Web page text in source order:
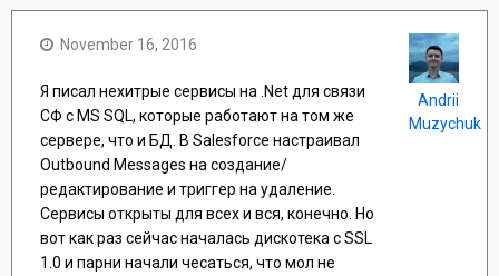
November 16, 2016
Я писал нехитрые сервисы на .Net для связи
СФ с MS SQL, которые работают на том же
сервере, что и БД. B Salesforce настраивал
Outbound Messages на создание/
редактирование и триггер на удаление.
Сервисы открыты для всех и вся, конечно. Но
вот как раз сейчас началась дискотека с SSL
1.0 и парни начали чесаться, что мол не
Andrii
Muzychuk